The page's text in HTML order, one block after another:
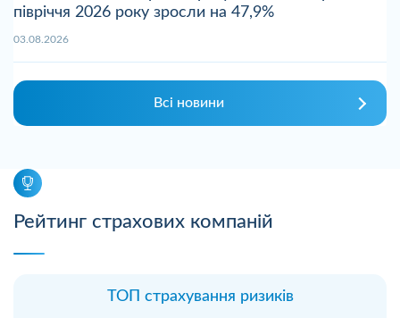
півріччя 2026 року зросли на 47,9%
03.08.2026
Всі новини
Рейтинг страхових компаній
ТОП страхування ризиків